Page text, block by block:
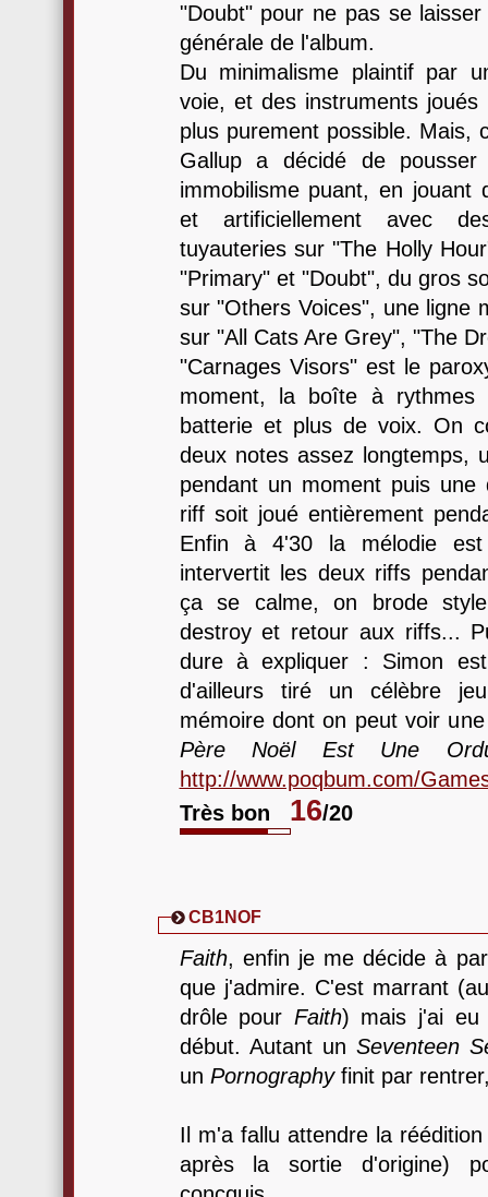
"Doubt" pour ne pas se
générale de l'album.
Du minimalisme plaintif par
voie, et des instruments
plus purement possible. Mais,
Gallup a décidé de
immobilisme puant, en jouant
et artificiellement avec
tuyauteries sur "The Holly
"Primary" et "Doubt", du gros
sur "Others Voices", une ligne
sur "All Cats Are Grey", "The
"Carnages Visors" est le
moment, la boîte à rythmes
batterie et plus de voix. On
deux notes assez longtemps,
pendant un moment puis une
riff soit joué entièrement
Enfin à 4'30 la mélodie
intervertit les deux riffs
ça se calme, on brode
destroy et retour aux riffs...
dure à expliquer : Simon
d'ailleurs tiré un célèbre
mémoire dont on peut voir
Père Noël Est Une
http://www.poqbum.com/
Très bon
16/20
CB1NOF
Faith, enfin je me décide à
que j'admire. C'est marrant
drôle pour Faith) mais j'ai eu
début. Autant un Seventeen
un Pornographyfinit par
Il m'a fallu attendre la
après la sortie d'origine)